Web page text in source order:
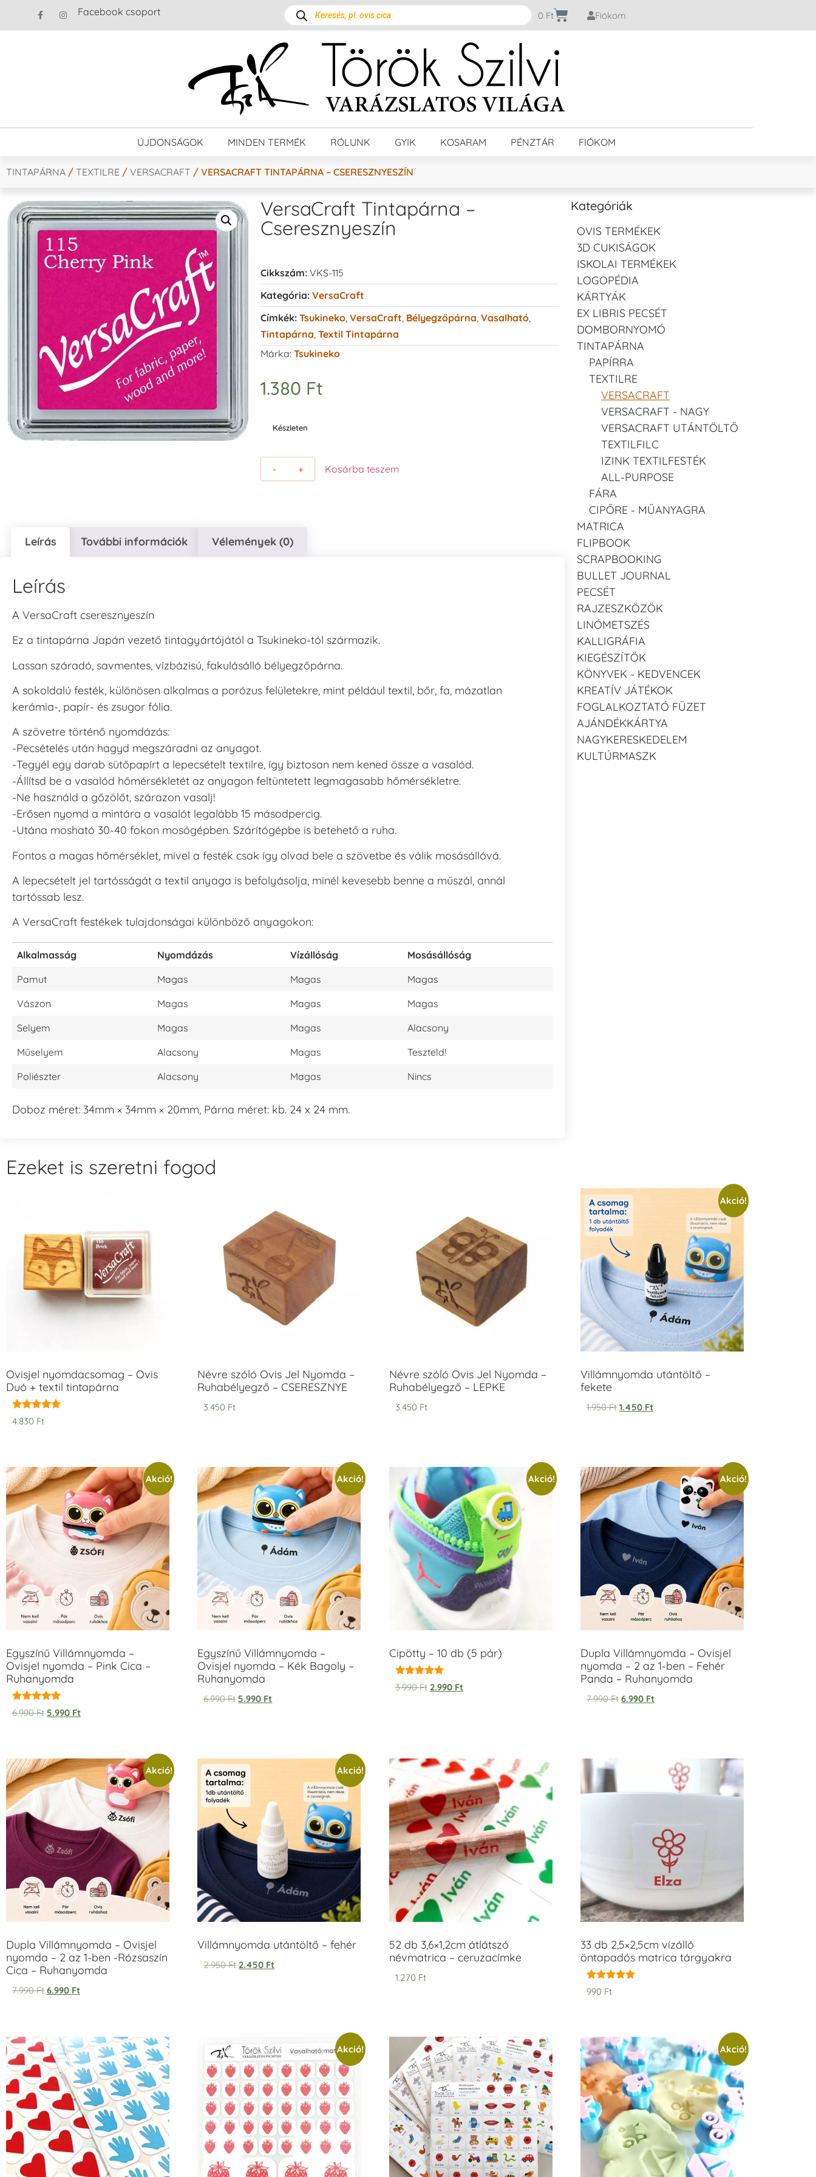
Facebook csoport 0 Ft Fiókom
ÚJDONSÁGOK MINDEN TERMÉK RÓLUNK GYIK KOSARAM PÉNZTÁR FIÓKOM
TINTAPÁRNA / TEXTILRE / VERSACRAFT / VERSACRAFT TINTAPÁRNA – CSERESZNYESZÍN
VersaCraft Tintapárna –
Cseresznyeszín
Cikkszám: VKS-115
Kategória: VersaCraft
Címkék: Tsukineko, VersaCraft Bélyegzőpárna Vasalható,
Tintapárna Textil Tintapárna
Márka: Tsukineko
1.380 Ft
Készleten
- + Kosárba teszem
Leírás További információk Vélemények (0)
Leírás
A VersaCraft cseresznyeszín
Ez a tintapárna Japán vezető tintagyártójától a Tsukineko-tól származik.
Lassan száradó, savmentes, vízbázisú, fakulásálló bélyegzőpárna.
A sokoldalú festék, különösen alkalmas a porózus felületekre, mint például textil, bőr, fa, mázatlan
kerámia-, papír- és zsugor fólia.
A szövetre történő nyomdázás:
-Pecsételés után hagyd megszáradni az anyagot.
-Tegyél egy darab sütőpapírt a lepecsételt textilre, így biztosan nem kened össze a vasalód.
-Állítsd be a vasalód hőmérsékletét az anyagon feltüntetett legmagasabb hőmérsékletre.
-Ne használd a gőzölőt, szárazon vasalj!
-Erősen nyomd a mintára a vasalót legalább 15 másodpercig.
-Utána mosható 30-40 fokon mosógépben. Szárítógépbe is betehető a ruha.
Fontos a magas hőmérséklet, mivel a festék csak így olvad bele a szövetbe és válik mosásállóvá.
A lepecsételt jel tartósságát a textil anyaga is befolyásolja, minél kevesebb benne a műszál, annál
tartóssab lesz.
A VersaCraft festékek tulajdonságai különböző anyagokon:
Alkalmasság Nyomdázás Vízállóság
Mosásállóság
Pamut
Magas Magas
Magas
Vászon
Magas Magas
Magas
Selyem
Magas Magas
Alacsony
Műselyem
Alacsony Magas
Teszteld!
Poliészter
Alacsony Magas Nincs
Doboz méret: 34mm × 34mm × 20mm, Párna méret: kb. 24 x 24 mm.
Kategóriák
OVIS TERMÉKEK
3D CUKISÁGOK
ISKOLAI TERMÉKEK
LOGOPÉDIA
KÁRTYÁK
EX LIBRIS PECSÉT
DOMBORNYOMÓ
TINTAPÁRNA
PAPÍRRA
TEXTILRE
VERSACRAFT
VERSACRAFT - NAGY
VERSACRAFT UTÁNTÖLTŐ
TEXTILFILC
IZINK TEXTILFESTÉK
ALL-PURPOSE
FÁRA
CIPŐRE - MŰANYAGRA
MATRICA
FLIPBOOK
SCRAPBOOKING
BULLET JOURNAL
PECSÉT
RAJZESZKÖZÖK
LINÓMETSZÉS
KALLIGRÁFIA
KIEGÉSZÍTŐK
KÖNYVEK - KEDVENCEK
KREATÍV JÁTÉKOK
FOGLALKOZTATÓ FÜZET
AJÁNDÉKKÁRTYA
NAGYKERESKEDELEM
KULTÚRMASZK
Ezeket is szeretni fogod
Ovisjel nyomdacsomag – Ovis
Duó + textil tintapárna
Értékelés:
5.00
4.830 Ft
Névre szóló Ovis Jel Nyomda –
Ruhabélyegző – CSERESZNYE
3.450 Ft
Névre szóló Ovis Jel Nyomda –
Ruhabélyegző – LEPKE
3.450 Ft
Akció!
Villámnyomda utántöltő –
fekete
1.950Ft 1.450 Ft
Akció!
Egyszínű Villámnyomda –
Ovisjel nyomda – Pink Cica –
Ruhanyomda
Értékelés:
5.00
6.990Ft 5.990 Ft
Akció!
Egyszínű Villámnyomda –
Ovisjel nyomda – Kék Bagoly –
Ruhanyomda
6.990Ft 5.990 Ft
Akció!
Cipötty – 10 db (5 pár)
Értékelés:
5.00
3.990Ft 2.990 Ft
Akció!
Dupla Villámnyomda – Ovisjel
nyomda – 2 az 1-ben – Fehér
Panda – Ruhanyomda
7.990Ft 6.990 Ft
Akció!
Dupla Villámnyomda – Ovisjel
nyomda – 2 az 1-ben -Rózsaszín
Cica – Ruhanyomda
7.990Ft 6.990 Ft
Akció!
Villámnyomda utántöltő – fehér
2.950Ft 2.450 Ft
52 db 3,6×1,2cm átlátszó
névmatrica – ceruzacímke
1.270 Ft
33 db 2,5×2,5cm vízálló
öntapadós matrica tárgyakra
Értékelés:
5.00
990 Ft
Akció! Akció!